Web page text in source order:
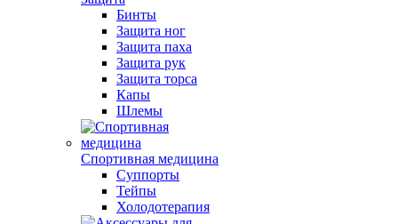
Бинты
Защита ног
Защита паха
Защита рук
Защита торса
Капы
Шлемы
Спортивная медицина
Суппорты
Тейпы
Холодотерапия